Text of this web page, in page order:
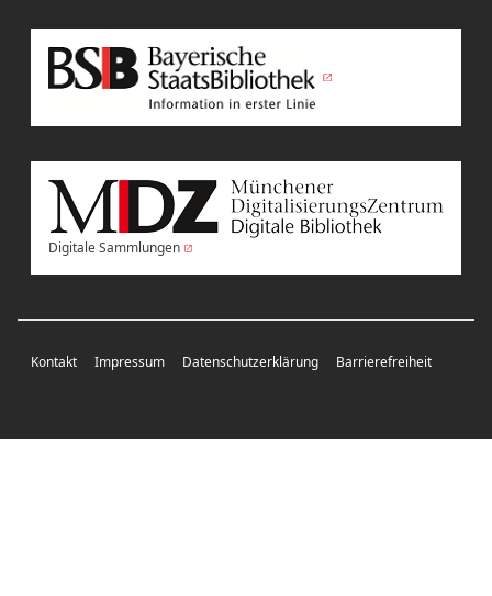
Digitale Sammlungen
Kontakt Impressum Datenschutzerklärung Barrierefreiheit